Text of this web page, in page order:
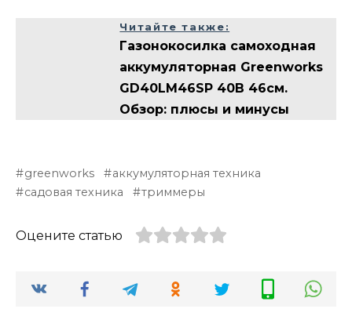
Читайте также:
Газонокосилка самоходная
аккумуляторная Greenworks
GD40LM46SP 40В 46см.
Обзор: плюсы и минусы
greenworks
аккумуляторная техника
садовая техника
триммеры
Оцените статью